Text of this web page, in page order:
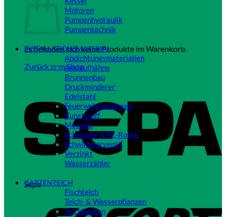
Es befinden sich keine Produkte im Warenkorb.
Zurück zum Shop
Sepa
Motoren
Pumpenhydraulik
Pumpentechnik
INSTALLATIONSMATERIAL
Abdichtungsmaterialien
Auslaufhähne
Brunnenbau
Druckminderer
Edelstahl
Feuerwehramaturen
Kunststoff
Messing
Schläuche & PE-Rohre
Schwimmerventil
Verzinkt
Wasserzähler
GARTENTEICH
Fischteich
Teich- & Wasserpflanzen
Teichbecken